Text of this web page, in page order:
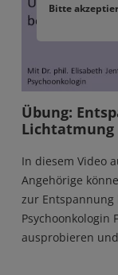
Bitte
Übung:
Lichtatmung
In diesem Video
Angehörige
zur
Psychoonkologin
ausprobieren